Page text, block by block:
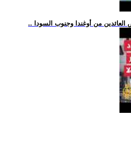
من أوغندا وجنوب السودا